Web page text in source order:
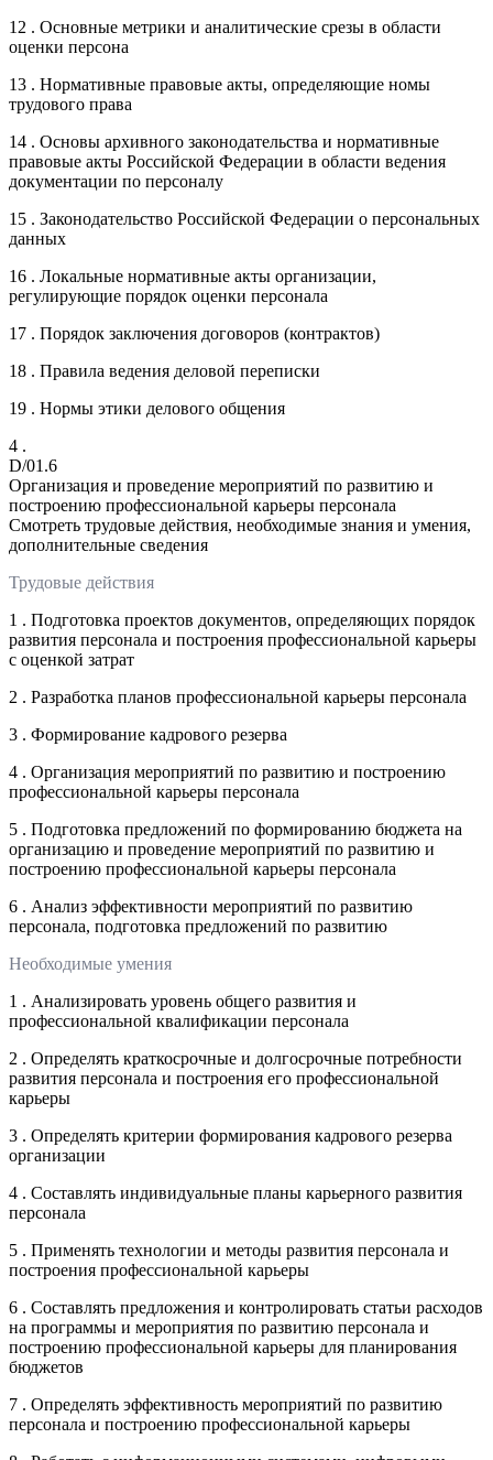
12 . Основные метрики и аналитические срезы в области
оценки персона
13 . Нормативные правовые акты, определяющие номы
трудового права
14 . Основы архивного законодательства и нормативные
правовые акты Российской Федерации в области ведения
документации по персоналу
15 . Законодательство Российской Федерации о персональных
данных
16 . Локальные нормативные акты организации,
регулирующие порядок оценки персонала
17 . Порядок заключения договоров (контрактов)
18 . Правила ведения деловой переписки
19 . Нормы этики делового общения
4 .
D/01.6
Организация и проведение мероприятий по развитию и
построению профессиональной карьеры персонала
Смотреть трудовые действия, необходимые знания и умения,
дополнительные сведения
Трудовые действия
1 . Подготовка проектов документов, определяющих порядок
развития персонала и построения профессиональной карьеры
с оценкой затрат
2 . Разработка планов профессиональной карьеры персонала
3 . Формирование кадрового резерва
4 . Организация мероприятий по развитию и построению
профессиональной карьеры персонала
5 . Подготовка предложений по формированию бюджета на
организацию и проведение мероприятий по развитию и
построению профессиональной карьеры персонала
6 . Анализ эффективности мероприятий по развитию
персонала, подготовка предложений по развитию
Необходимые умения
1 . Анализировать уровень общего развития и
профессиональной квалификации персонала
2 . Определять краткосрочные и долгосрочные потребности
развития персонала и построения его профессиональной
карьеры
3 . Определять критерии формирования кадрового резерва
организации
4 . Составлять индивидуальные планы карьерного развития
персонала
5 . Применять технологии и методы развития персонала и
построения профессиональной карьеры
6 . Составлять предложения и контролировать статьи расходов
на программы и мероприятия по развитию персонала и
построению профессиональной карьеры для планирования
бюджетов
7 . Определять эффективность мероприятий по развитию
персонала и построению профессиональной карьеры